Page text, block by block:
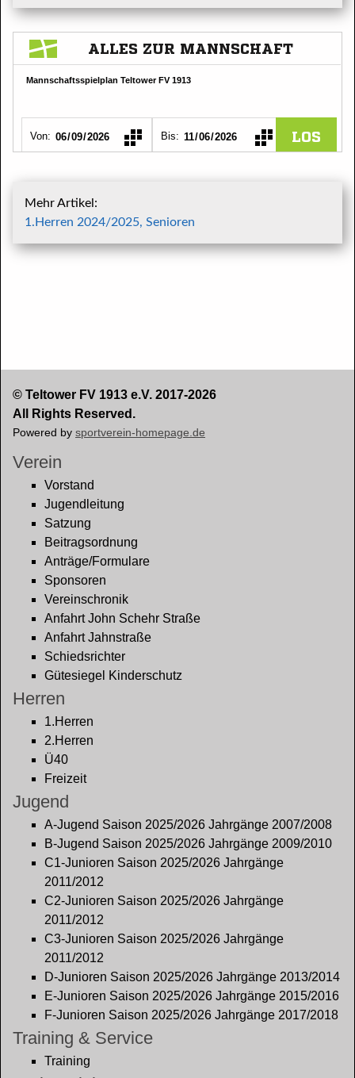
Mehr Artikel:
1.Herren 2024/2025, Senioren
© Teltower FV 1913 e.V. 2017-2026
All Rights Reserved.
Powered by sportverein-homepage.de
Verein
Vorstand
Jugendleitung
Satzung
Beitragsordnung
Anträge/Formulare
Sponsoren
Vereinschronik
Anfahrt John Schehr Straße
Anfahrt Jahnstraße
Schiedsrichter
Gütesiegel Kinderschutz
Herren
1.Herren
2.Herren
Ü40
Freizeit
Jugend
A-Jugend Saison 2025/2026 Jahrgänge 2007/2008
B-Jugend Saison 2025/2026 Jahrgänge 2009/2010
C1-Junioren Saison 2025/2026 Jahrgänge
2011/2012
C2-Junioren Saison 2025/2026 Jahrgänge
2011/2012
C3-Junioren Saison 2025/2026 Jahrgänge
2011/2012
D-Junioren Saison 2025/2026 Jahrgänge 2013/2014
E-Junioren Saison 2025/2026 Jahrgänge 2015/2016
F-Junioren Saison 2025/2026 Jahrgänge 2017/2018
Training & Service
Training